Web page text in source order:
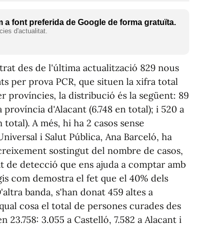
a font preferida de Google de forma gratuïta.
d'actualitat.
des de l'última actualització 829 nous
per prova PCR, que situen la xifra total
províncies, la distribució és la següent: 89
d'Alacant (6.748 en total); i 520 a
A més, hi ha 2 casos sense
i Salut Pública, Ana Barceló, ha
sostingut del nombre de casos,
de detecció que ens ajuda a comptar amb
com demostra el fet que el 40% dels
banda, s'han donat 459 altes a
cosa el total de persones curades des
3.055 a Castelló, 7.582 a Alacant i